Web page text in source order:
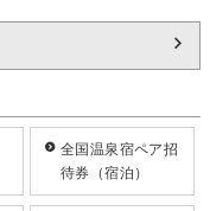
全国温泉宿ペア招
待券（宿泊）